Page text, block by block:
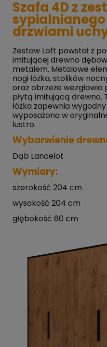
Szafa 4D z
sypialnianego
drzwiami
Zestaw Loft powstał z
imitującej drewno
metalem. Metalowe
nogi łóżka, stolików
oraz obrzeże
płytą imitującą drewno.
łóżka zapewnia
wyposażona w
lustro.
Wybarwienie
Dąb Lancelot
Wymiary:
szerokość 204 cm
wysokość 204 cm
głębokość 60 cm